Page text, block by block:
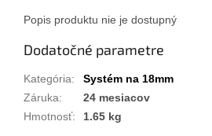
Popis produktu nie je dostupný
Dodatočné parametre
Kategória:
Systém na 18mm
Záruka:
24 mesiacov
Hmotnosť: 1.65 kg